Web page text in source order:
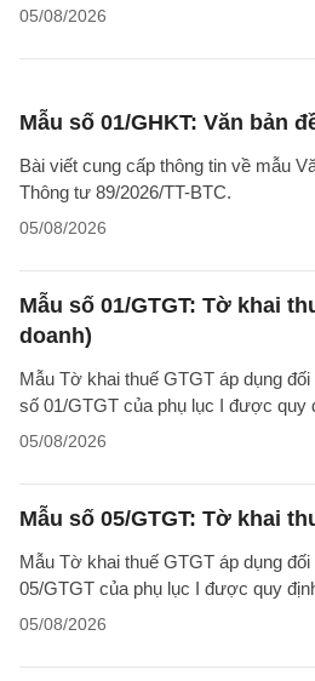
05/08/2026
Mẫu số 01/GHKT: Văn bản
Bài viết cung cấp thông tin về mẫu
Thông tư 89/2026/TT-BTC.
05/08/2026
Mẫu số 01/GTGT: Tờ khai
doanh)
Mẫu Tờ khai thuế GTGT áp dụng
số 01/GTGT của phụ lục I được quy
05/08/2026
Mẫu số 05/GTGT: Tờ khai
Mẫu Tờ khai thuế GTGT áp dụng
05/GTGT của phụ lục I được quy
05/08/2026